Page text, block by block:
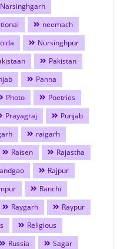
Narsinghgarh
neemach
Nursinghpur
Pakistan
Panna
Photo
Poetries
Prayagraj
Punjab
raigarh
Raisen
Rajastha
Rajpur
Ranchi
Raygarh
Raypur
Religious
Russia
Sagar